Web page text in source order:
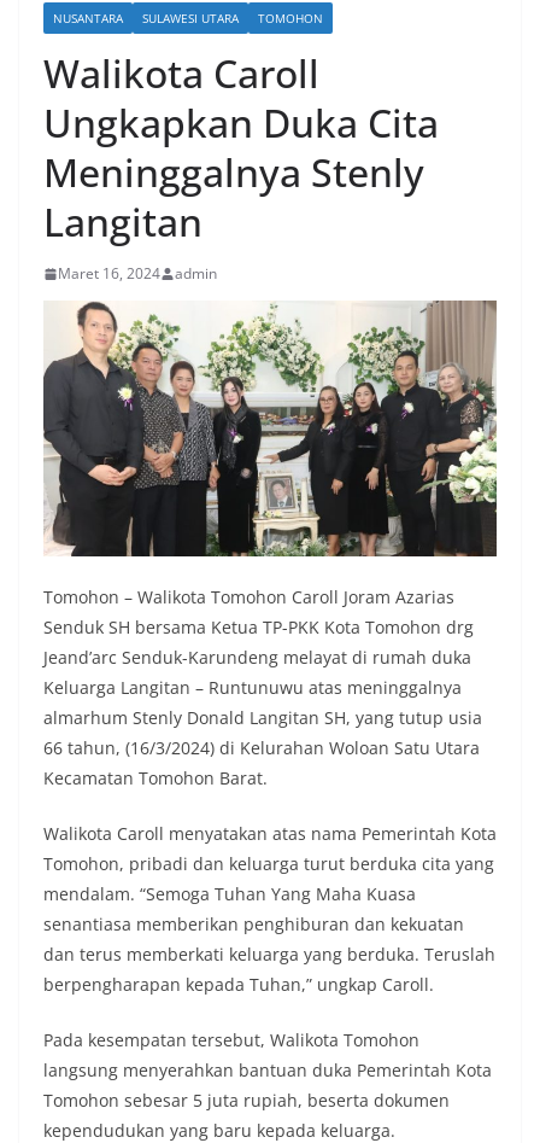
NUSANTARA SULAWESI UTARA TOMOHON
Walikota Caroll
Ungkapkan Duka Cita
Meninggalnya Stenly
Langitan
Maret 16, 2024 admin
Tomohon – Walikota Tomohon Caroll Joram Azarias
Senduk SH bersama Ketua TP-PKK Kota Tomohon drg
Jeand’arc Senduk-Karundeng melayat di rumah duka
Keluarga Langitan – Runtunuwu atas meninggalnya
almarhum Stenly Donald Langitan SH, yang tutup usia
66 tahun, (16/3/2024) di Kelurahan Woloan Satu Utara
Kecamatan Tomohon Barat.
Walikota Caroll menyatakan atas nama Pemerintah Kota
Tomohon, pribadi dan keluarga turut berduka cita yang
mendalam. “Semoga Tuhan Yang Maha Kuasa
senantiasa memberikan penghiburan dan kekuatan
dan terus memberkati keluarga yang berduka. Teruslah
berpengharapan kepada Tuhan,” ungkap Caroll.
Pada kesempatan tersebut, Walikota Tomohon
langsung menyerahkan bantuan duka Pemerintah Kota
Tomohon sebesar 5 juta rupiah, beserta dokumen
kependudukan yang baru kepada keluarga.